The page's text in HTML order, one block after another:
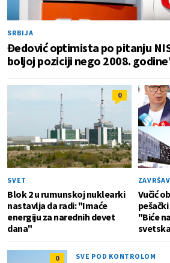
SRBIJA
Đedović optimista po pitanju
boljoj poziciji nego 2008.
0
SVET
Blok 2 u rumunskoj nuklearki
nastavlja da radi: "Imaće
energiju za narednih devet
dana"
Vučić
"Biće
0 SVE POD KONTROLOM